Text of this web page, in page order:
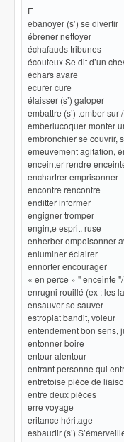
E
ebanoyer (s’) se divertir
ébrener nettoyer
échafauds tribunes
écouteux Se dit d’un
échars avare
ecurer cure
élaisser (s’) galoper
embattre (s’) tomber sur
emberlucoquer monter
embronchier se couvrir,
emeuvement agitation,
enceinter rendre
enchartrer emprisonner
encontre rencontre
enditter informer
engigner tromper
engin,e esprit, ruse
enherber empoisonner
enluminer éclairer
ennorter encourager
« en perce » " enceinte
enrugni rouillé (ex : les
ensauver se sauver
estropiat bandit, voleur
entendement bon sens,
entonner boire
entour alentour
entrant personne qui
entretoise pièce de
entre deux pièces
erre voyage
eritance héritage
esbaudir (s’)